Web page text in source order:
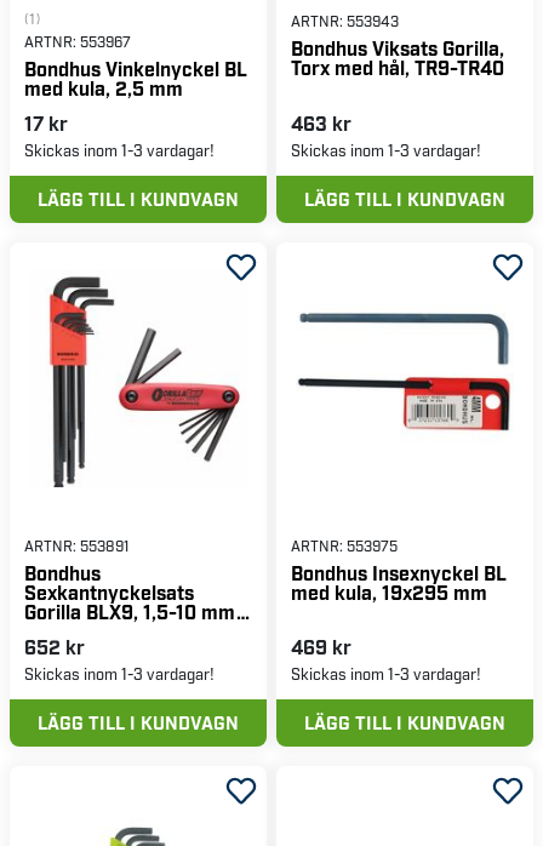
(1)
ARTNR: 553967
Bondhus Vinkelnyckel BL
med kula, 2,5 mm
17 kr
Skickas inom 1-3 vardagar!
LÄGG TILL I KUNDVAGN
ARTNR: 553943
Bondhus Viksats Gorilla,
Torx med hål, TR9-TR40
463 kr
Skickas inom 1-3 vardagar!
LÄGG TILL I KUNDVAGN
ARTNR: 553891
Bondhus
Sexkantnyckelsats
Gorilla BLX9, 1,5-10 mm
652 kr
Skickas inom 1-3 vardagar!
LÄGG TILL I KUNDVAGN
ARTNR: 553975
Bondhus Insexnyckel BL
med kula, 19x295 mm
469 kr
Skickas inom 1-3 vardagar!
LÄGG TILL I KUNDVAGN